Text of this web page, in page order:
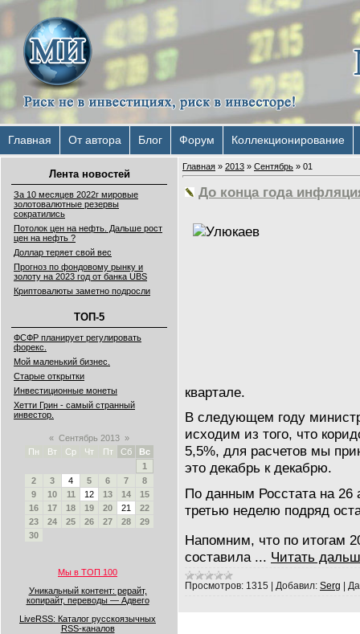
Главная От автора Блог Форум Коллекционирование
Лента новостей
За 10 месяцев 2022г мировые
золотовалютные резервы
сократились
Потолок цен на нефть. Дальше рост
цен на нефть ?
Доллар теряет свой вес
Прогноз по фондовому рынку и
золоту на 2023 год от банка UBS
Криптовалюты заметно подросли
ТОП-5
ФСФР планирует регулировать
форекс.
Мой маленький бизнес.
Старые открытки
Инвестиционные монеты
Хетти Грин - самый странный
инвестор.
« Сентябрь 2013 »
Пн
Вт Ср Чт Пт Сб
Вс
1
2
3 4 5 6 7
8
9
10 11 12 13 14
15
16
17 18 19 20 21
22
23
24 25 26 27 28
29
30
Мы в ТОП 100
Уникальный контент: рерайт,
копирайт, переводы — Адвего
LiveRSS: Каталог русскоязычных
RSS-каналов
Главная » 2013 » Сентябрь » 01
До конца года
квартале.
В следующем году
исходим из того, что
5,5%, для расчетов мы
это декабрь к декабрю.
По данным Росстата на 26
третью неделю подряд
Напомним, что по итогам
составила ... Читать
Просмотров: 1315 Добавил: Serg